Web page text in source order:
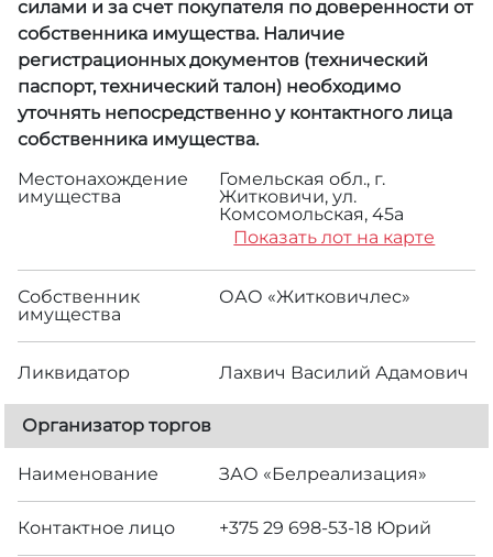
силами и за счет покупателя по доверенности от
собственника имущества. Наличие
регистрационных документов (технический
паспорт, технический талон) необходимо
уточнять непосредственно у контактного лица
собственника имущества.
Местонахождение
имущества
Гомельская обл., г.
Житковичи, ул.
Комсомольская, 45а
Показать лот на карте
Собственник
имущества
ОАО «Житковичлес»
Ликвидатор Лахвич Василий Адамович
Организатор торгов
Наименование ЗАО «Белреализация»
Контактное лицо +375 29 698-53-18 Юрий